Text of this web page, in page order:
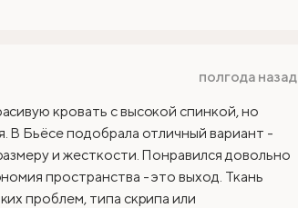
полгода назад
кровать с высокой спинкой, но
В Бьёсе подобрала отличный вариант -
и жесткости. Понравился довольно
пространства - это выход. Ткань
проблем, типа скрипа или